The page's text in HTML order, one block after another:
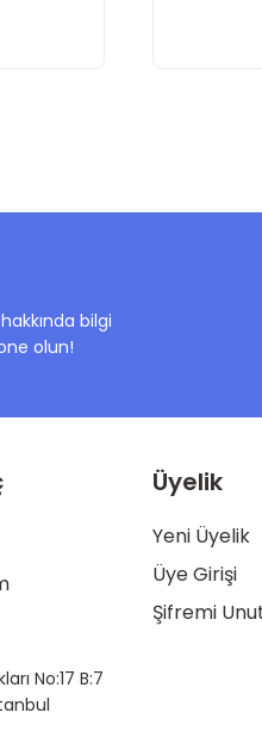
bilgi
olun!
No:17 B:7
Üyelik
Yeni Üyelik
Üye Girişi
Şifremi